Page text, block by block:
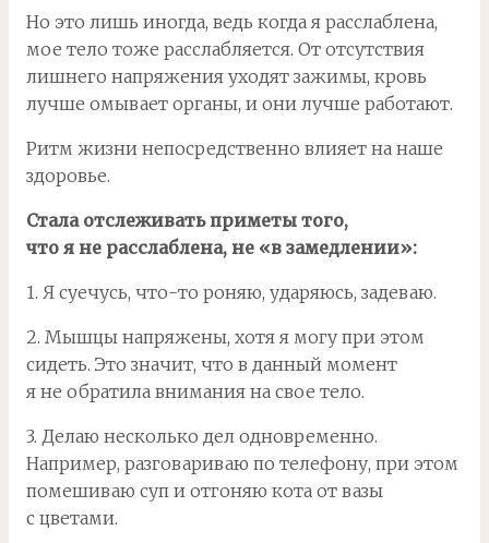
Но это лишь иногда, ведь когда я расслаблена,
мое тело тоже расслабляется. От отсутствия
лишнего напряжения уходят зажимы, кровь
лучше омывает органы, и они лучше работают.
Ритм жизни непосредственно влияет на наше
здоровье.
Стала отслеживать приметы того,
что я не расслаблена, не «в замедлении»:
1. Я суечусь, что-то роняю, ударяюсь, задеваю.
2. Мышцы напряжены, хотя я могу при этом
сидеть. Это значит, что в данный момент
я не обратила внимания на свое тело.
3. Делаю несколько дел одновременно.
Например, разговариваю по телефону, при этом
помешиваю суп и отгоняю кота от вазы
с цветами.